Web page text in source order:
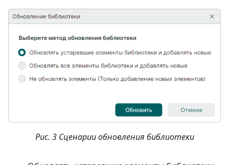
Рис. 3 Сценарии обновления библиотеки